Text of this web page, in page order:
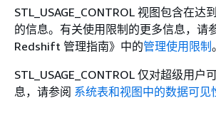
STL_USAGE_CONTROL 视图包含在达
的信息。有关使用限制的更多信息，请
Redshift 管理指南》 中的管理使用限制 。
STL_USAGE_CONTROL 仅对超级用户
息，请参阅 系统表和视图中的数据可见